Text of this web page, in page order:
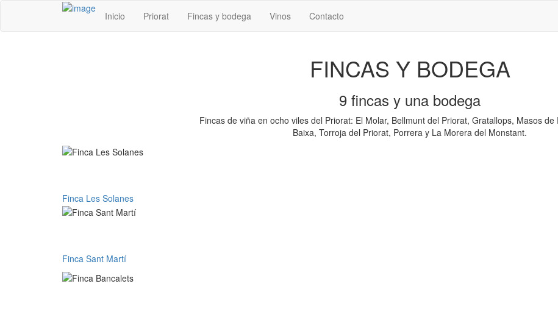
Inicio Priorat Fincas y bodega Vinos Contacto
FINCAS Y BODEGA
9 fincas y una bodega
Fincas de viña en ocho viles del Priorat: El Molar, Bellmunt del Priorat, Gratallops, Masos de
Baixa, Torroja del Priorat, Porrera y La Morera del Monstant.
Finca Les Solanes
Finca Sant Martí